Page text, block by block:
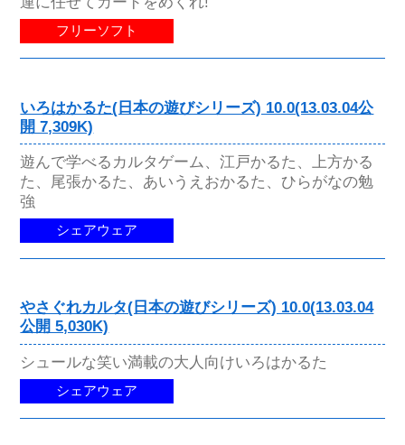
フリーソフト
いろはかるた(日本の遊びシリーズ) 10.0(13.03.04公
開 7,309K)
遊んで学べるカルタゲーム、江戸かるた、上方かる
た、尾張かるた、あいうえおかるた、ひらがなの勉
強
シェアウェア
やさぐれカルタ(日本の遊びシリーズ) 10.0(13.03.04
公開 5,030K)
シュールな笑い満載の大人向けいろはかるた
シェアウェア